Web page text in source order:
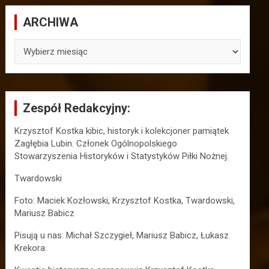
ARCHIWA
Zespół Redakcyjny:
Krzysztof Kostka kibic, historyk i kolekcjoner pamiątek
Zagłębia Lubin. Członek Ogólnopolskiego
Stowarzyszenia Historyków i Statystyków Piłki Nożnej.
Twardowski
Foto: Maciek Kozłowski, Krzysztof Kostka, Twardowski,
Mariusz Babicz
Pisują u nas: Michał Szczygieł, Mariusz Babicz, Łukasz
Krekora.